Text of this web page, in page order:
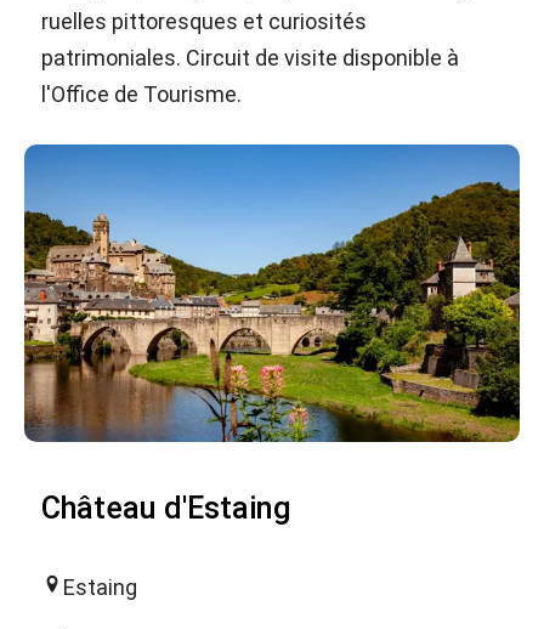
ruelles pittoresques et curiosités
patrimoniales. Circuit de visite disponible à
l'Office de Tourisme.
Château d'Estaing
Estaing